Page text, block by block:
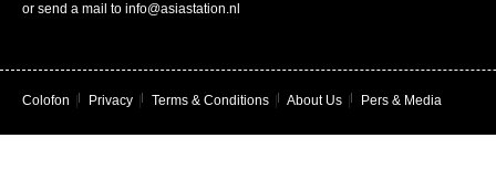
or send a mail to info@asiastation.nl
Colofon Privacy Terms & Conditions About Us Pers & Media